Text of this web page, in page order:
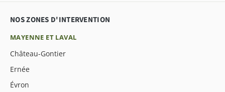
NOS ZONES D'INTERVENTION
MAYENNE ET LAVAL
Château-Gontier
Ernée
Évron